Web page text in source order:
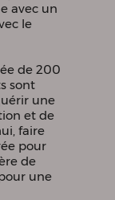
avec un
le
de 200
sont
une
et de
faire
pour
de
une